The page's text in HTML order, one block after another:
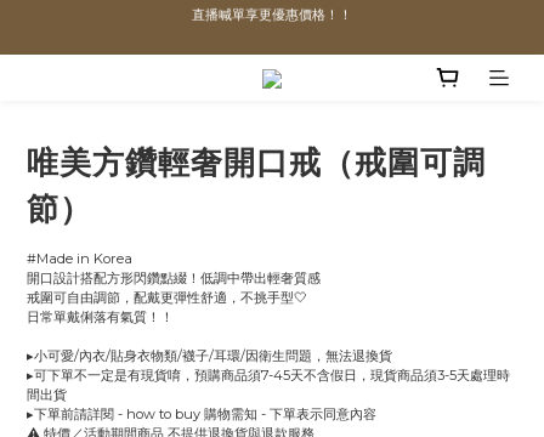
直播喊單享更優惠價格！！
直播喊單享更優惠價格！！
「VIP享88折優惠、VVIP享85折優惠」
直播喊單享更優惠價格！！
唯美方鑽輕奢開口戒（戒圍可調
節）
#Made in Korea
開口設計搭配方形閃鑽點綴！低調中帶出輕奢質感
戒圍可自由調節，配戴更彈性舒適，不挑手型🤍
日常單戴俐落有氣質！！
▸小可愛/內衣/貼身衣物類/襪子/耳環/因衛生問題，無法退換貨
▸可下單不一定是有現貨唷，預購商品須7-45天不含假日，現貨商品須3-5天處理時
間出貨
▸下單前請詳閱 - how to buy 購物需知 - 下單表示同意內容